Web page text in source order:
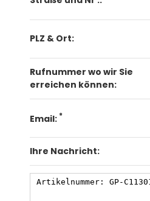
PLZ & Ort:
Rufnummer wo wir Sie
erreichen können:
Email: *
Ihre Nachricht: